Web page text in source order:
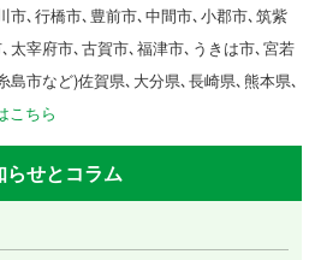
市､行橋市､豊前市､中間市､小郡市､筑紫
太宰府市､古賀市､福津市､うきは市､宮若
島市など)佐賀県､大分県､長崎県､熊本県､
こちら
らせとコラム